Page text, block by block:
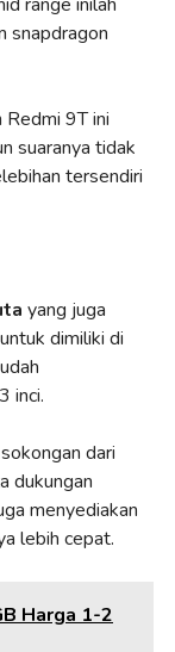
snapdragon
9T ini
suaranya tidak
tersendiri
yang juga
dimiliki di
inci.
dari
dukungan
menyediakan
lebih cepat.
Harga 1-2